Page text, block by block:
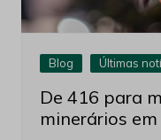
Blog Últimas
De 416 para
minerários